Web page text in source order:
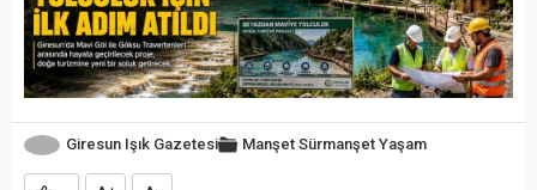
Giresun Işık Gazetesi Manşet Sürmanşet Yaşam